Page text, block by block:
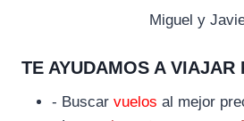
Miguel y
TE AYUDAMOS A VIAJAR
- Buscar vuelos al mejor